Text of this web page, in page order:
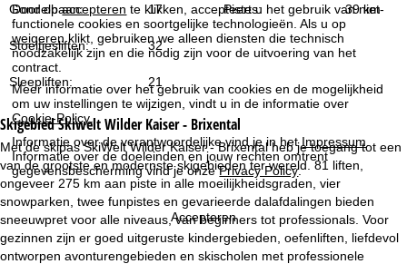
Door opaccepteren te klikken, accepteert u het gebruik van niet-
functionele cookies en soortgelijke technologieën. Als u op
weigerenklikt, gebruiken we alleen diensten die technisch
noodzakelijk zijn en die nodig zijn voor de uitvoering van het
contract.
Meer informatie over het gebruik van cookies en de mogelijkheid
om uw instellingen te wijzigen, vindt u in de informatie over
Cookie-Policy.
Informatie over de verantwoordelijke vind je in hetImpressum
Informatie over de doeleinden en jouw rechten omtrent
gegevensbescherming vind je onzePrivacy Policy.
Accepteren
n
a
Gondelbaan: 17 Pistes: 39 km
Stoeltjesliften: 32
Sleepliften: 21
SkigebiedSkiwelt Wilder Kaiser - Brixental
Met de skipas SkiWelt Wilder Kaiser - Brixental heb je toegang tot een
van de grootste en modernste skigebieden ter wereld. 81 liften,
ongeveer 275 km aan piste in alle moeilijkheidsgraden, vier
snowparken, twee funpistes en gevarieerde dalafdalingen bieden
sneeuwpret voor alle niveaus, van beginners tot professionals. Voor
gezinnen zijn er goed uitgeruste kindergebieden, oefenliften, liefdevol
ontworpen avonturengebieden en skischolen met professionele